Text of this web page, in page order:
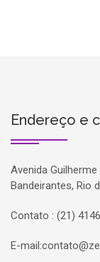
Endereço e
Avenida
Bandeirantes, Rio
Contato : (21)
E-mail: